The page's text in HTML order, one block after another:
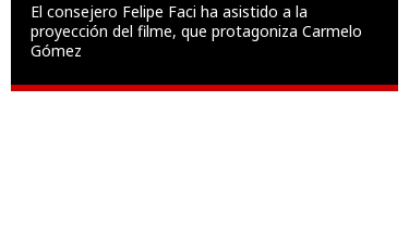
El consejero Felipe Faci ha asistido a la
proyección del filme, que protagoniza Carmelo
Gómez